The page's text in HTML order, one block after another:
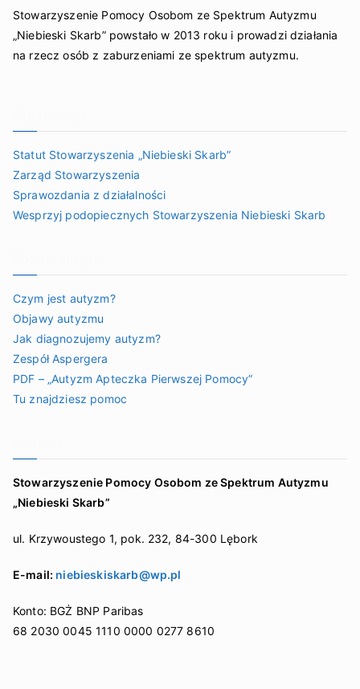
Stowarzyszenie Pomocy Osobom ze Spektrum Autyzmu
„Niebieski Skarb” powstało w 2013 roku i prowadzi działania
na rzecz osób z zaburzeniami ze spektrum autyzmu.
Statut Stowarzyszenia „Niebieski Skarb”
Zarząd Stowarzyszenia
Sprawozdania z działalności
Wesprzyj podopiecznych Stowarzyszenia Niebieski Skarb
Czym jest autyzm?
Objawy autyzmu
Jak diagnozujemy autyzm?
Zespół Aspergera
PDF – „Autyzm Apteczka Pierwszej Pomocy”
Tu znajdziesz pomoc
Stowarzyszenie Pomocy Osobom ze Spektrum Autyzmu
„Niebieski Skarb”
ul. Krzywoustego 1, pok. 232, 84-300 Lębork
E-mail: niebieskiskarb@wp.pl
Konto: BGŻ BNP Paribas
68 2030 0045 1110 0000 0277 8610